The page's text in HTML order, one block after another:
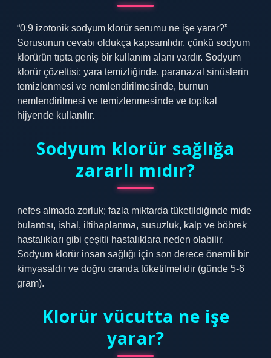
“0.9 izotonik sodyum klorür serumu ne işe yarar?”
Sorusunun cevabı oldukça kapsamlıdır, çünkü sodyum
klorürün tıpta geniş bir kullanım alanı vardır. Sodyum
klorür çözeltisi; yara temizliğinde, paranazal sinüslerin
temizlenmesi ve nemlendirilmesinde, burnun
nemlendirilmesi ve temizlenmesinde ve topikal
hijyende kullanılır.
Sodyum klorür sağlığa
zararlı mıdır?
nefes almada zorluk; fazla miktarda tüketildiğinde mide
bulantısı, ishal, iltihaplanma, susuzluk, kalp ve böbrek
hastalıkları gibi çeşitli hastalıklara neden olabilir.
Sodyum klorür insan sağlığı için son derece önemli bir
kimyasaldır ve doğru oranda tüketilmelidir (günde 5-6
gram).
Klorür vücutta ne işe
yarar?